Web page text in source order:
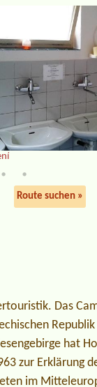
Route suchen »
Das
hat
zur Erklärung
im